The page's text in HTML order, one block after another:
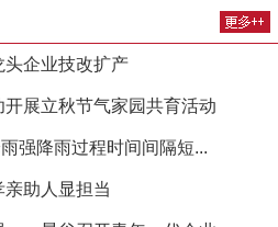
头企业技改扩产
展立秋节气家园共育活动
强降雨过程时间间隔短...
亲助人显担当